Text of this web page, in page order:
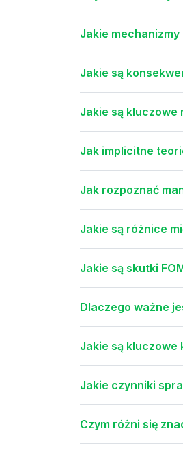
Jakie
Jakie są
Jakie są kluczowe
Jak implicitne
Jak rozpoznać
Jakie są różnice
Jakie są skutki
Dlaczego ważne
Jakie są kluczowe
Jakie czynniki
Czym różni się